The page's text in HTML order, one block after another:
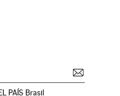
PAÍS Brasil